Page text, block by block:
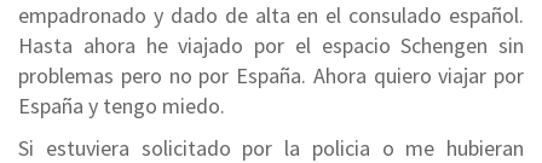
empadronado y dado de alta en el consulado español.
Hasta ahora he viajado por el espacio Schengen sin
problemas pero no por España. Ahora quiero viajar por
España y tengo miedo.
Si estuviera solicitado por la policia o me hubieran